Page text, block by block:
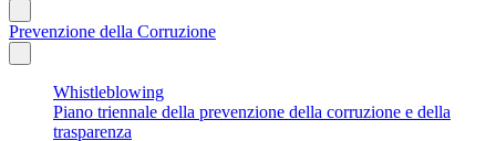
Prevenzione della Corruzione
Whistleblowing
Piano triennale della prevenzione della corruzione e della
trasparenza